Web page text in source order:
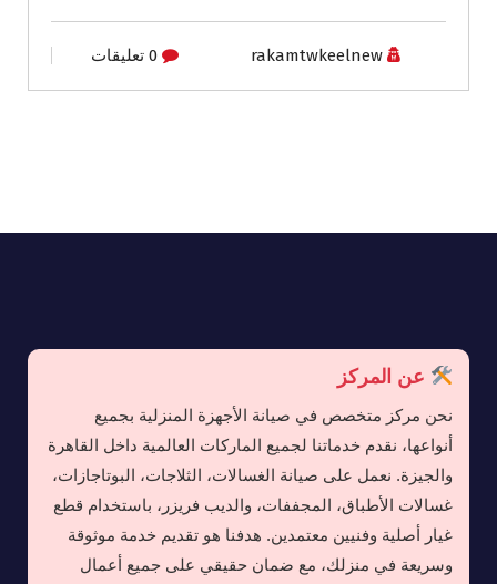
rakamtwkeelnew 0 تعليقات
عن المركز
نحن مركز متخصص في صيانة الأجهزة المنزلية بجميع
أنواعها، نقدم خدماتنا لجميع الماركات العالمية داخل القاهرة
والجيزة. نعمل على صيانة الغسالات، الثلاجات، البوتاجازات،
غسالات الأطباق، المجففات، والديب فريزر، باستخدام قطع
غيار أصلية وفنيين معتمدين. هدفنا هو تقديم خدمة موثوقة
وسريعة في منزلك، مع ضمان حقيقي على جميع أعمال